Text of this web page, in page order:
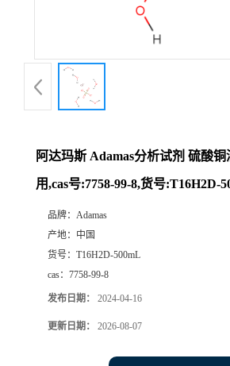
阿达玛斯 Adamas分析试剂 硫酸
用,cas号:7758-99-8,货号:T16H2D-
品牌： Adamas
产地： 中国
货号： T16H2D-500mL
cas： 7758-99-8
发布日期： 2024-04-16
更新日期： 2026-08-07